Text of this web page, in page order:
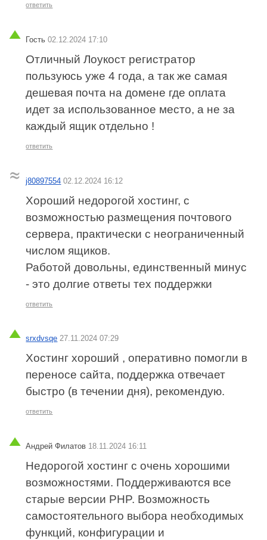
ответить
Гость 02.12.2024 17:10
Отличный Лоукост регистратор
пользуюсь уже 4 года, а так же самая
дешевая почта на домене где оплата
идет за использованное место, а не за
каждый ящик отдельно !
ответить
j80897554 02.12.2024 16:12
Хороший недорогой хостинг, с
возможностью размещения почтового
сервера, практически с неограниченный
числом ящиков.
Работой довольны, единственный минус
- это долгие ответы тех поддержки
ответить
srxdvsqe 27.11.2024 07:29
Хостинг хороший , оперативно помогли в
переносе сайта, поддержка отвечает
быстро (в течении дня), рекомендую.
ответить
Андрей Филатов 18.11.2024 16:11
Недорогой хостинг с очень хорошими
возможностями. Поддерживаются все
старые версии PHP. Возможность
самостоятельного выбора необходимых
функций, конфигурации и